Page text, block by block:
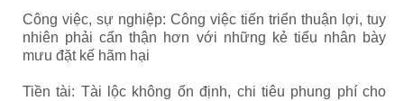
Công việc, sự nghiệp: Công việc tiến triển thuận lợi, tuy
nhiên phải cẩn thận hơn với những kẻ tiểu nhân bày
mưu đặt kế hãm hại
Tiền tài: Tài lộc không ổn định, chi tiêu phung phí cho